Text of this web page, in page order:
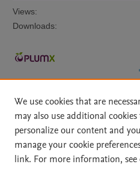
Views:
Downloads:
Home | About | Accessibility
File Formats
| API Docs | OAI
We use cookies that are
may also use additional
personalize our content and
manage your cookie
link. For more information,